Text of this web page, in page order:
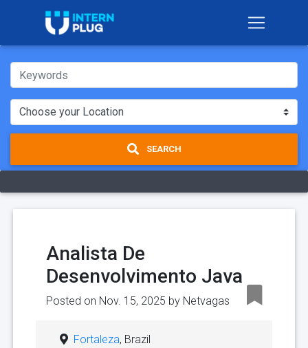
SEARCH
Analista De
Desenvolvimento Java
Posted on Nov. 15, 2025 by Netvagas
Fortaleza, Brazil